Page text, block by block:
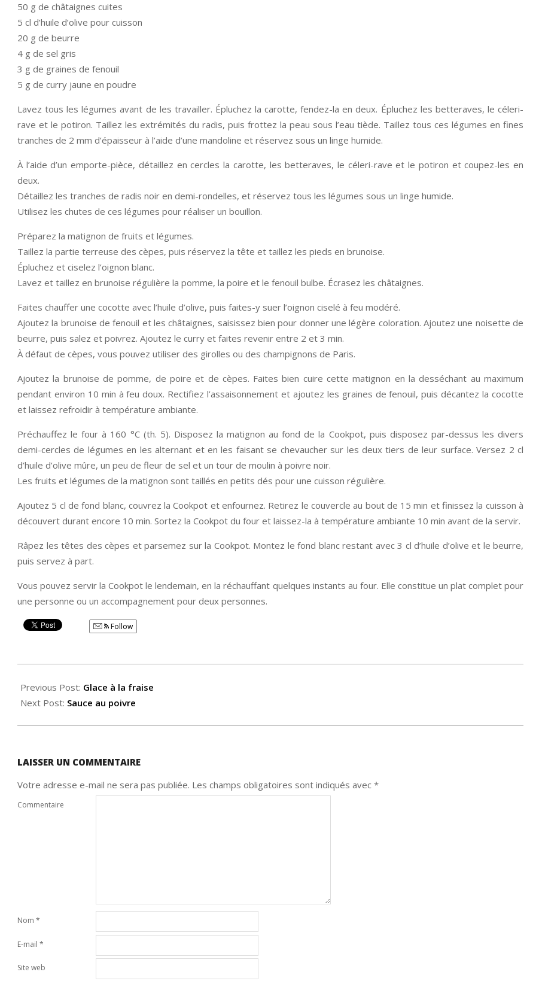
50 g de châtaignes cuites
5 cl d’huile d’olive pour cuisson
20 g de beurre
4 g de sel gris
3 g de graines de fenouil
5 g de curry jaune en poudre
Lavez tous les légumes avant de les travailler. Épluchez la carotte, fendez-la en deux. Épluchez les betteraves, le céleri-
rave et le potiron. Taillez les extrémités du radis, puis frottez la peau sous l’eau tiède. Taillez tous ces légumes en fines
tranches de 2 mm d’épaisseur à l’aide d’une mandoline et réservez sous un linge humide.
À l’aide d’un emporte-pièce, détaillez en cercles la carotte, les betteraves, le céleri-rave et le potiron et coupez-les en
deux.
Détaillez les tranches de radis noir en demi-rondelles, et réservez tous les légumes sous un linge humide.
Utilisez les chutes de ces légumes pour réaliser un bouillon.
Préparez la matignon de fruits et légumes.
Taillez la partie terreuse des cèpes, puis réservez la tête et taillez les pieds en brunoise.
Épluchez et ciselez l’oignon blanc.
Lavez et taillez en brunoise régulière la pomme, la poire et le fenouil bulbe. Écrasez les châtaignes.
Faites chauffer une cocotte avec l’huile d’olive, puis faites-y suer l’oignon ciselé à feu modéré.
Ajoutez la brunoise de fenouil et les châtaignes, saisissez bien pour donner une légère coloration. Ajoutez une noisette de
beurre, puis salez et poivrez. Ajoutez le curry et faites revenir entre 2 et 3 min.
À défaut de cèpes, vous pouvez utiliser des girolles ou des champignons de Paris.
Ajoutez la brunoise de pomme, de poire et de cèpes. Faites bien cuire cette matignon en la desséchant au maximum
pendant environ 10 min à feu doux. Rectifiez l’assaisonnement et ajoutez les graines de fenouil, puis décantez la cocotte
et laissez refroidir à température ambiante.
Préchauffez le four à 160 °C (th. 5). Disposez la matignon au fond de la Cookpot, puis disposez par-dessus les divers
demi-cercles de légumes en les alternant et en les faisant se chevaucher sur les deux tiers de leur surface. Versez 2 cl
d’huile d’olive mûre, un peu de fleur de sel et un tour de moulin à poivre noir.
Les fruits et légumes de la matignon sont taillés en petits dés pour une cuisson régulière.
Ajoutez 5 cl de fond blanc, couvrez la Cookpot et enfournez. Retirez le couvercle au bout de 15 min et finissez la cuisson à
découvert durant encore 10 min. Sortez la Cookpot du four et laissez-la à température ambiante 10 min avant de la servir.
Râpez les têtes des cèpes et parsemez sur la Cookpot. Montez le fond blanc restant avec 3 cl d’huile d’olive et le beurre,
puis servez à part.
Vous pouvez servir la Cookpot le lendemain, en la réchauffant quelques instants au four. Elle constitue un plat complet pour
une personne ou un accompagnement pour deux personnes.
Follow
04-
09
Previous Post: Glace à la fraise
Next Post: Sauce au poivre
LAISSER UN COMMENTAIRE
Votre adresse e-mail ne sera pas publiée. Les champs obligatoires sont indiqués avec *
Commentaire
Nom *
E-mail *
Site web